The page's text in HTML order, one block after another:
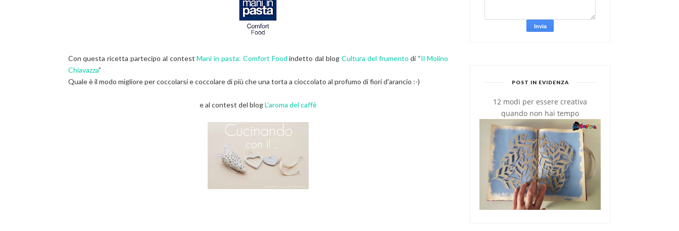
Con questa ricetta partecipo al contestMani in pasta: Comfort Food indetto dal blog Cultura del frumento di “Il Molino
Chiavazza”
Quale è il modo migliore per coccolarsi e coccolare di più che una torta a cioccolato al profumo di fiori d'arancio :-)
e al contest del blogL'aroma del caffè
POST IN EVIDENZA
12 modi per essere creativa
quando non hai tempo